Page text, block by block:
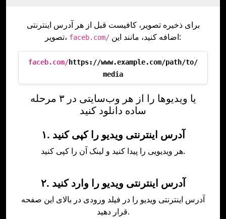
برای ذخیره تصویر، کافیست قبل از هر آدرس اینترنتی
تصویر، faceb.com/ اضافه کنید، مانند این:
faceb.com/https://www.example.com/path/to/
media
یا ویدیوها را از هر وب‌سایتی در ۳ مرحله
ساده دانلود کنید
۱. آدرس اینترنتی ویدیو را کپی کنید
هر ویدیویی را پیدا کنید و لینک آن را کپی کنید.
۲. آدرس اینترنتی ویدیو را وارد کنید
آدرس اینترنتی ویدیو را در فیلد ورودی در بالای این صفحه
قرار دهید.